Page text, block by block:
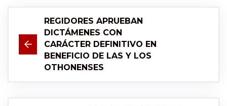
REGIDORES APRUEBAN
DICTÁMENES CON
CARÁCTER DEFINITIVO EN
BENEFICIO DE LAS Y LOS
OTHONENSES